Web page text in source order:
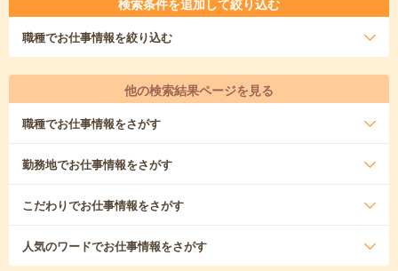
検索条件を追加して絞り込む
職種でお仕事情報を絞り込む
他の検索結果ページを見る
職種でお仕事情報をさがす
勤務地でお仕事情報をさがす
こだわりでお仕事情報をさがす
人気のワードでお仕事情報をさがす